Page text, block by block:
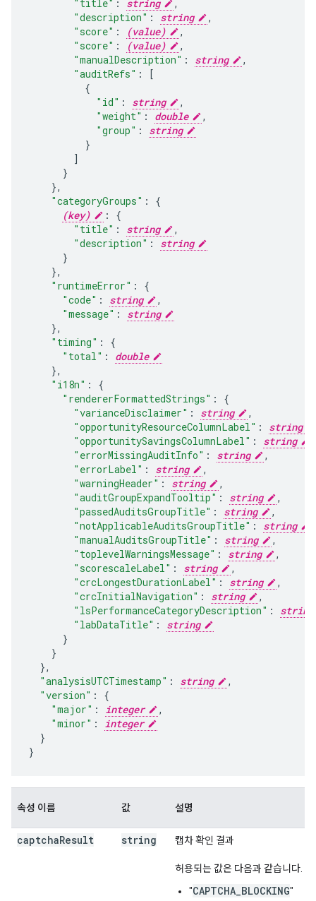
"title" : string
,
"description" : string
,
"score" : (value)
"score" : (value)
"manualDescription" : string
,
"auditRefs" :
[
"id" : string
,
"weight" : double
,
"group" :
string
]
},
"categoryGroups" :
(key)
:
"title" : string
,
"description" :
string
},
"runtimeError" :
"code" : string
,
"message" :
string
},
"timing" :
"total" :
double
},
"i18n" :
"rendererFormattedStrings" :
"varianceDisclaimer" : string
,
"opportunityResourceColumnLabel" :
string
"opportunitySavingsColumnLabel" : string
"errorMissingAuditInfo" : string
,
"errorLabel" : string
,
"warningHeader" : string
,
"auditGroupExpandTooltip" : string
,
"passedAuditsGroupTitle" : string
,
"notApplicableAuditsGroupTitle" : string
"manualAuditsGroupTitle" : string
,
"toplevelWarningsMessage" : string
,
"scorescaleLabel" : string
,
"crcLongestDurationLabel" : string
,
"crcInitialNavigation" : string
,
"lsPerformanceCategoryDescription" :
string
"labDataTitle" :
string
},
"analysisUTCTimestamp" : string
,
"version" :
"major" : integer
,
"minor" :
integer
}
}
속성 이름 값 설명
captchaResult string 캡차 확인 결과
허용되는 값은 다음과 같습니다.
"CAPTCHA_BLOCKING"